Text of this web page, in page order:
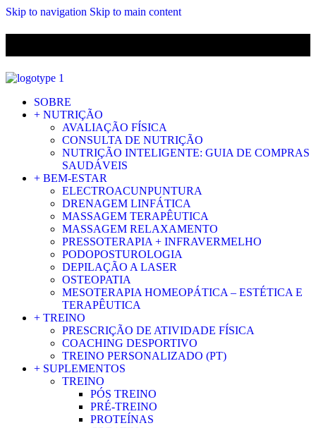
Skip to navigation Skip to main content
SOBRE
+ NUTRIÇÃO
AVALIAÇÃO FÍSICA
CONSULTA DE NUTRIÇÃO
NUTRIÇÃO INTELIGENTE: GUIA DE COMPRAS
SAUDÁVEIS
+ BEM-ESTAR
ELECTROACUNPUNTURA
DRENAGEM LINFÁTICA
MASSAGEM TERAPÊUTICA
MASSAGEM RELAXAMENTO
PRESSOTERAPIA + INFRAVERMELHO
PODOPOSTUROLOGIA
DEPILAÇÃO A LASER
OSTEOPATIA
MESOTERAPIA HOMEOPÁTICA – ESTÉTICA E
TERAPÊUTICA
+ TREINO
PRESCRIÇÃO DE ATIVIDADE FÍSICA
COACHING DESPORTIVO
TREINO PERSONALIZADO (PT)
+ SUPLEMENTOS
TREINO
PÓS TREINO
PRÉ-TREINO
PROTEÍNAS